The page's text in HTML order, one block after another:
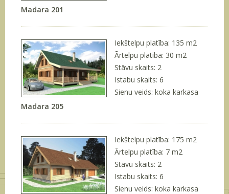
Madara 201
Madara 205
Iekštelpu platība: 135 m2
Ārtelpu platība: 30 m2
Stāvu skaits: 2
Istabu skaits: 6
Sienu veids: koka karkasa
Iekštelpu platība: 175 m2
Ārtelpu platība: 7 m2
Stāvu skaits: 2
Istabu skaits: 6
Sienu veids: koka karkasa